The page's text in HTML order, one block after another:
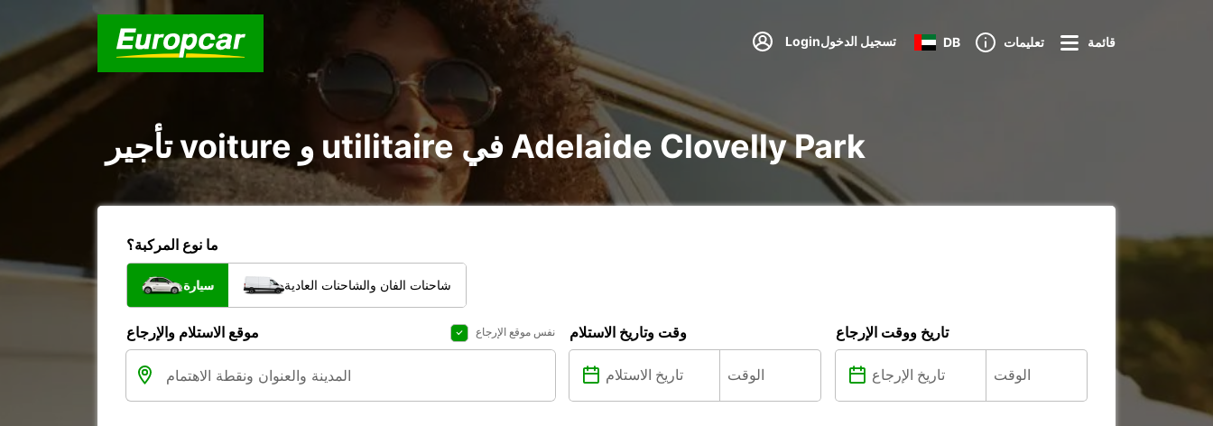
Loginتسجيل الدخول DB تعليمات قائمة
تأجير voiture و utilitaire في Adelaide Clovelly Park
ما نوع المركبة؟
سيارة شاحنات الفان والشاحنات العادية
موقع الاستلام والإرجاع نفس موقع الإرجاع وقت وتاريخ الاستلام تاريخ ووقت الإرجاع